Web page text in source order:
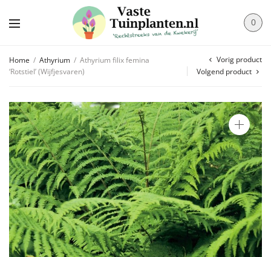
0
Home / Athyrium / Athyrium filix femina
‘Rotstiel’ (Wijfjesvaren)
Vorig product
Volgend product